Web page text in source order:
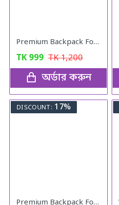
Premium Backpack For Girls (copy colour)
TK 999 TK1,200
অর্ডার করুন
DISCOUNT: 17%
Premium Backpack For Girls (Peach Pink)